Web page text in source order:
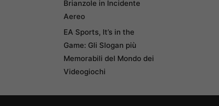
Brianzole in Incidente
Aereo
EA Sports, It’s in the
Game: Gli Slogan più
Memorabili del Mondo dei
Videogiochi